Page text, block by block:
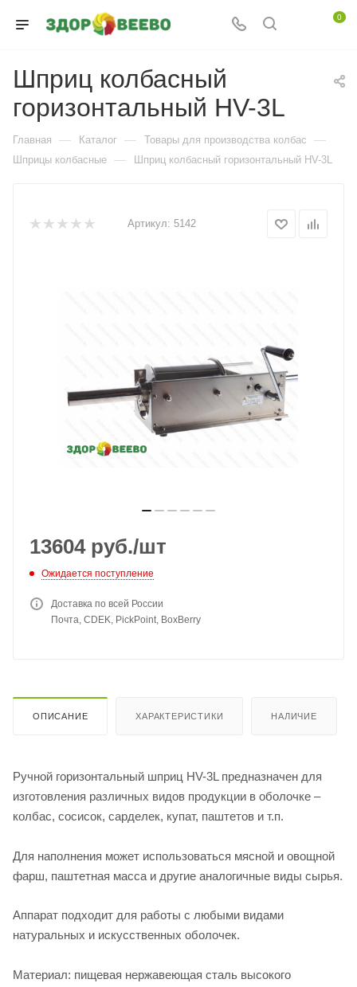
0
Шприц колбасный
горизонтальный HV-3L
Главная — Каталог — Товары для производства колбас —
Шприцы колбасные — Шприц колбасный горизонтальный HV-3L
Артикул: 5142
13604руб./шт
Ожидается поступление
Доставка по всей России
Почта, CDEK, PickPoint, BoxBerry
ОПИСАНИЕ ХАРАКТЕРИСТИКИ НАЛИЧИЕ
Ручной горизонтальный шприц HV-3L предназначен для
изготовления различных видов продукции в оболочке –
колбас, сосисок, сарделек, купат, паштетов и т.п.
Для наполнения может использоваться мясной и овощной
фарш, паштетная масса и другие аналогичные виды сырья.
Аппарат подходит для работы с любыми видами
натуральных и искусственных оболочек.
Материал: пищевая нержавеющая сталь высокого